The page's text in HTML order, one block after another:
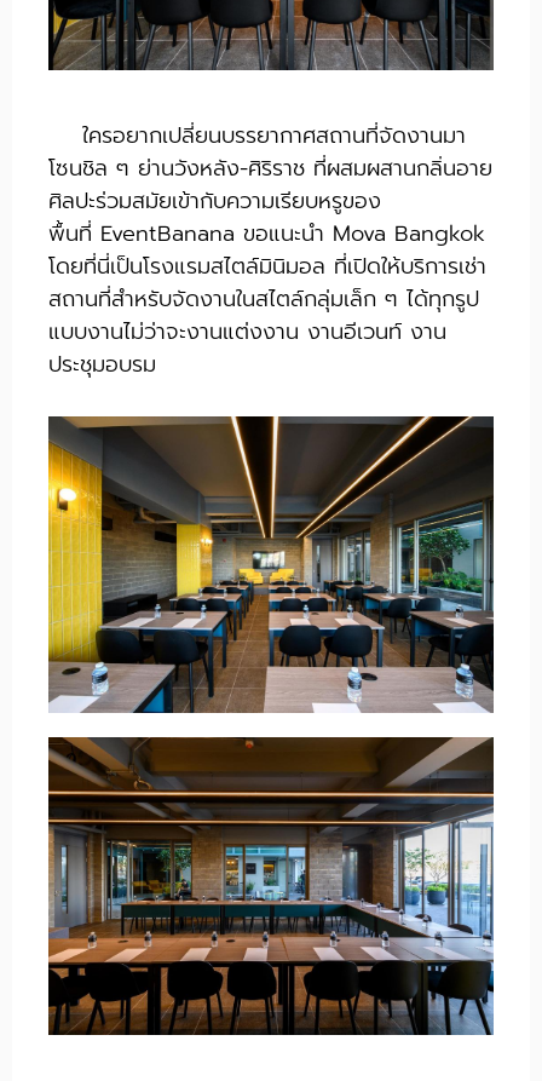
ใครอยากเปลี่ยนบรรยากาศสถานที่จัดงานมา
โซนชิล ๆ ย่านวังหลัง-ศิริราช ที่ผสมผสานกลิ่นอาย
ศิลปะร่วมสมัยเข้ากับความเรียบหรูของ
พื้นที่ EventBanana ขอแนะนำ Mova Bangkok
โดยที่นี่เป็นโรงแรมสไตล์มินิมอล ที่เปิดให้บริการเช่า
สถานที่สำหรับจัดงานในสไตล์กลุ่มเล็ก ๆ ได้ทุกรูป
แบบงานไม่ว่าจะงานแต่งงาน งานอีเวนท์ งาน
ประชุมอบรม